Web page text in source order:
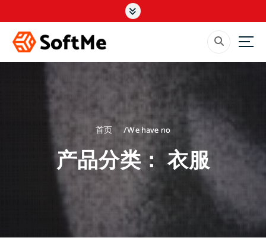
转
首页 We have no
产品分类：衣服